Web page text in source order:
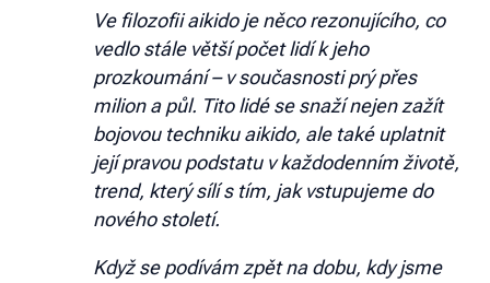
Ve filozofii aikido je něco rezonujícího, co
vedlo stále větší počet lidí k jeho
prozkoumání – v současnosti prý přes
milion a půl. Tito lidé se snaží nejen zažít
bojovou techniku ​​aikido, ale také uplatnit
její pravou podstatu v každodenním životě,
trend, který sílí s tím, jak vstupujeme do
nového století.
Když se podívám zpět na dobu, kdy jsme